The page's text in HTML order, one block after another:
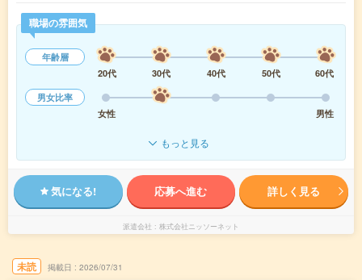
職場の雰囲気
年齢層
20代
30代 40代 50代
60代
男女比率
女性
男性
もっと見る
気になる! 応募へ進む 詳しく見る
派遣会社 株式会社ニッソーネット
未読 掲載日 2026/07/31